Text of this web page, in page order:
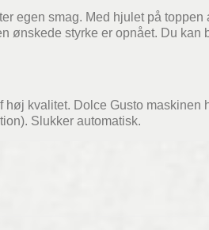
egen smag. Med hjulet på
ønskede styrke er opnået. Du
høj kvalitet. Dolce Gusto
Slukker automatisk.